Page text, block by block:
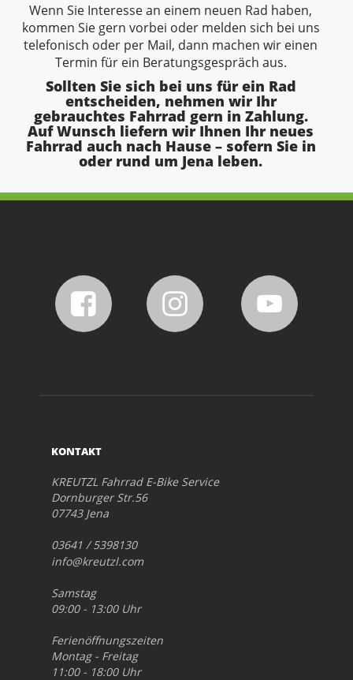
Wenn Sie Interesse an einem neuen Rad haben,
kommen Sie gern vorbei oder melden sich bei uns
telefonisch oder per Mail, dann machen wir einen
Termin für ein Beratungsgespräch aus.
Sollten Sie sich bei uns für ein Rad
entscheiden, nehmen wir Ihr
gebrauchtes Fahrrad gern in Zahlung.
Auf Wunsch liefern wir Ihnen Ihr neues
Fahrrad auch nach Hause – sofern Sie in
oder rund um Jena leben.
KONTAKT
KREUTZL Fahrrad E-Bike Service
Dornburger Str.56
07743 Jena
03641 / 5398130
info@kreutzl.com
Samstag
09:00 - 13:00 Uhr
Ferienöffnungszeiten
Montag - Freitag
11:00 - 18:00 Uhr